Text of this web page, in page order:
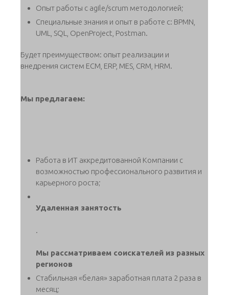
Опыт работы с agile/scrum методологией;
Специальные знания и опыт в работе с: BPMN,
UML, SQL, OpenProject, Postman.
Будет преимуществом: опыт реализации и
внедрения систем ECM, ERP, MES, CRM, HRM.
Мы предлагаем:
Работа в ИТ аккредитованной Компании с
возможностью профессионального развития и
карьерного роста;
Удаленная занятость
.
Мы рассматриваем соискателей из разных
регионов
Стабильная «белая» заработная плата 2 раза в
месяц;